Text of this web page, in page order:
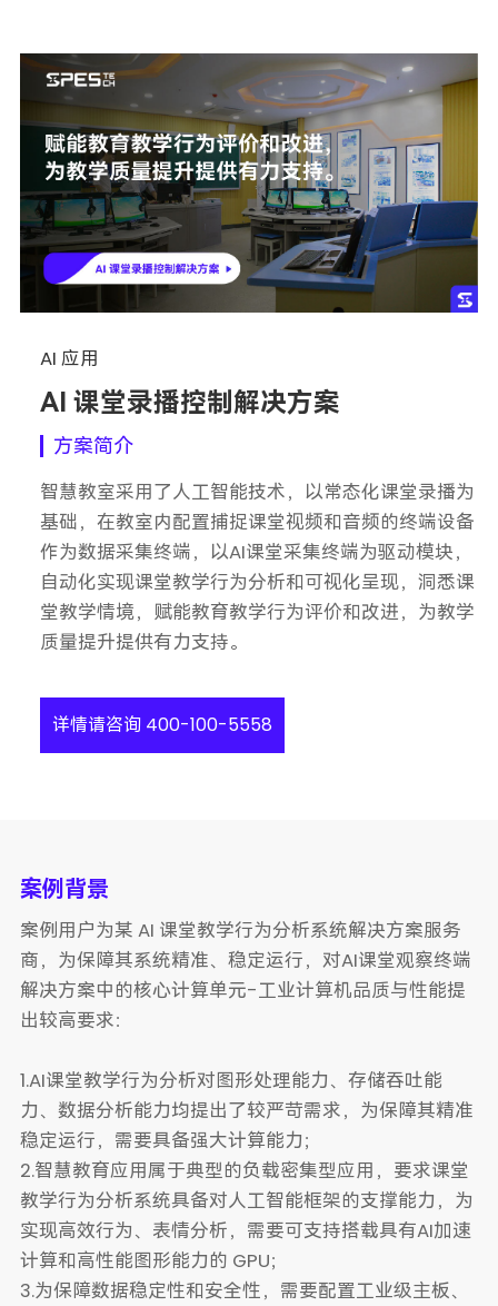
加入我们
AI 应用
AI 课堂录播控制解决方案
方案简介
智慧教室采用了人工智能技术，以常态化课堂录播为
基础，在教室内配置捕捉课堂视频和音频的终端设备
作为数据采集终端，以AI课堂采集终端为驱动模块，
自动化实现课堂教学行为分析和可视化呈现，洞悉课
堂教学情境，赋能教育教学行为评价和改进，为教学
质量提升提供有力支持。
详情请咨询 400-100-5558
案例背景
案例用户为某 AI 课堂教学行为分析系统解决方案服务
商，为保障其系统精准、稳定运行，对AI课堂观察终端
解决方案中的核心计算单元-工业计算机品质与性能提
出较高要求：
1.AI课堂教学行为分析对图形处理能力、存储吞吐能
力、数据分析能力均提出了较严苛需求，为保障其精准
稳定运行，需要具备强大计算能力；
2.智慧教育应用属于典型的负载密集型应用，要求课堂
教学行为分析系统具备对人工智能框架的支撑能力，为
实现高效行为、表情分析，需要可支持搭载具有AI加速
计算和高性能图形能力的 GPU；
3.为保障数据稳定性和安全性，需要配置工业级主板、